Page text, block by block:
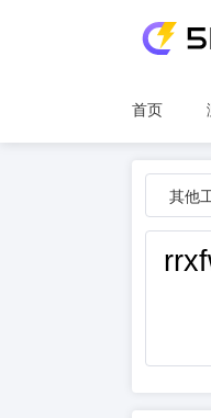
首页
其他